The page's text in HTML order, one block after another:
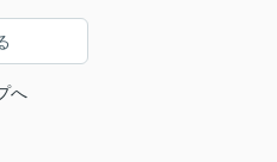
へ